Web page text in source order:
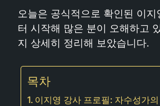
오늘은 공식적으로 확인된 이
터 시작해 많은 분이 오해하고
지 상세히 정리해 보았습니다.
목차
이지영 강사 프로필: 자수성가